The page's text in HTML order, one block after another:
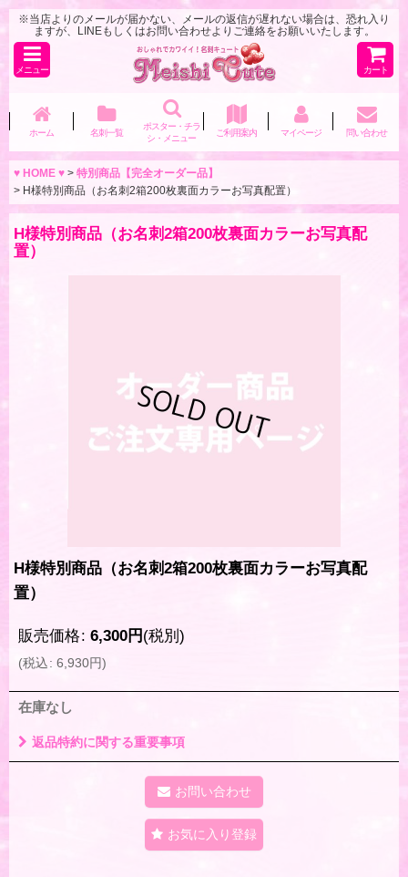
※当店よりのメールが届かない、メールの返信が遅れない場合は、恐れ入り
ますが、LINEもしくはお問い合わせよりご連絡をお願いいたします。
メニュー カート
ホーム 名刺一覧
ポスター・チラ
シ・メニュー
ご利用案内 マイページ 問い合わせ
♥ HOME ♥ > 特別商品【完全オーダー品】
> H様特別商品（お名刺2箱200枚裏面カラーお写真配置）
H様特別商品（お名刺2箱200枚裏面カラーお写真配
置）
H様特別商品（お名刺2箱200枚裏面カラーお写真配
置）
販売価格: 6,300円 (税別)
(税込: 6,930円)
在庫なし
返品特約に関する重要事項
お問い合わせ
お気に入り登録